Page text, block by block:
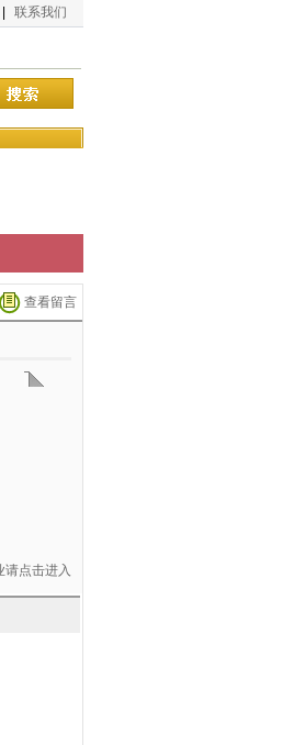
联系我们
查看留言
请点击进入